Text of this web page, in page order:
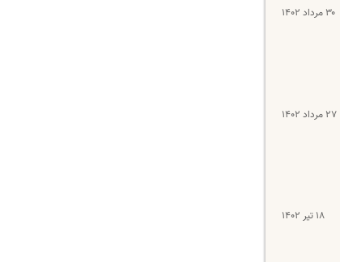
۳۰ مرداد ۱۴۰۲
۲۷ مرداد ۱۴۰۲
۱۸ تیر ۱۴۰۲